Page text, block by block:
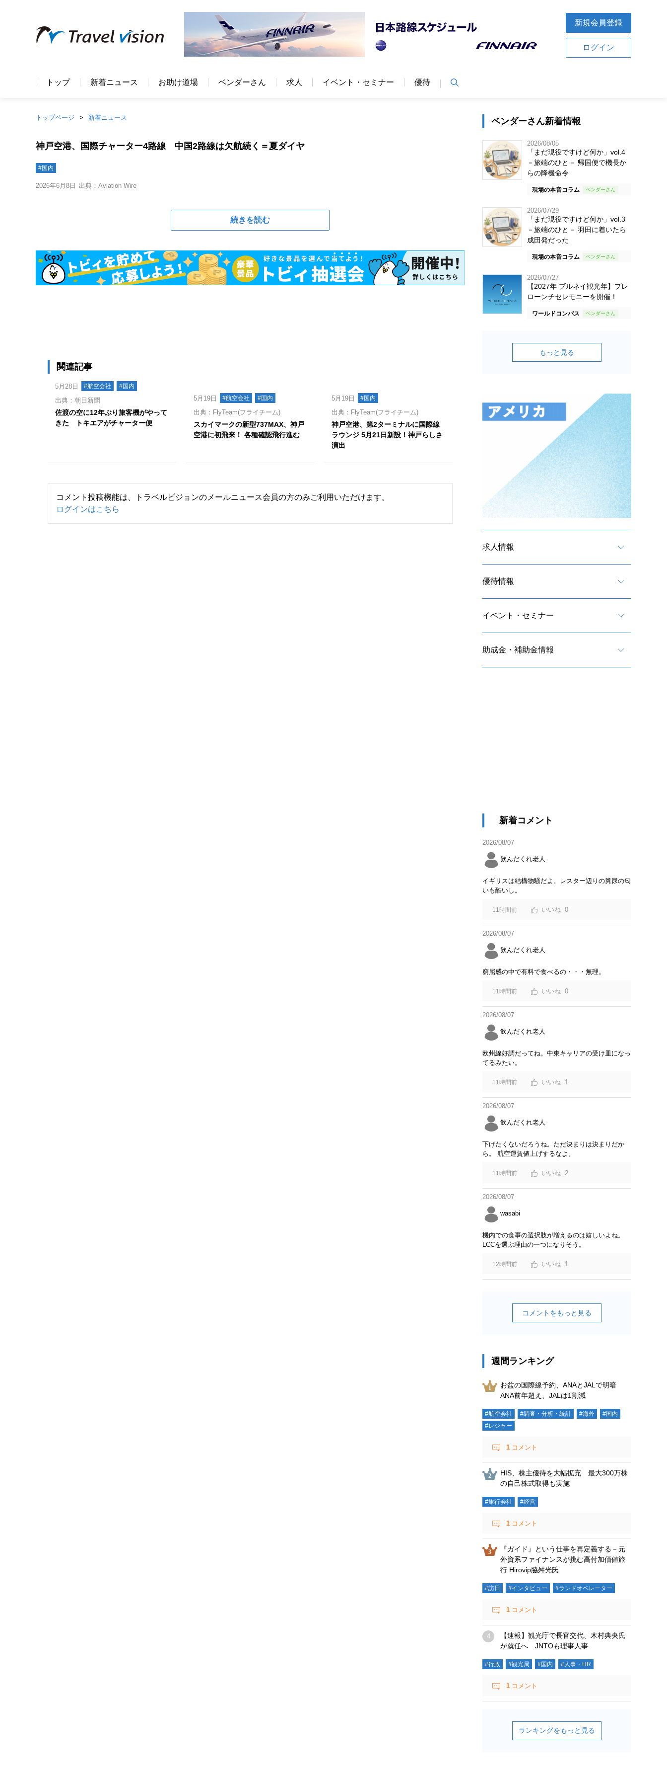
新規会員登録
ログイン
トップ 新着ニュース お助け道場 ベンダーさん 求人 イベント・セミナー 優待
トップページ 新着ニュース
神戸空港、国際チャーター4路線 中国2路線は欠航続く＝夏ダイヤ
#国内
2026年6月8日 出典：Aviation Wire
続きを読む
関連記事
5月28日 #航空会社 #国内
出典：朝日新聞
佐渡の空に12年ぶり旅客機がやって
きた トキエアがチャーター便
5月19日 #航空会社 #国内
出典：FlyTeam(フライチーム)
スカイマークの新型737MAX、神戸
空港に初飛来！ 各種確認飛行進む
5月19日 #国内
出典：FlyTeam(フライチーム)
神戸空港、第2ターミナルに国際線
ラウンジ 5月21日新設！神戸らしさ
演出
コメント投稿機能は、トラベルビジョンのメールニュース会員の方のみご利用いただけます。
ログインはこちら
ベンダーさん新着情報
2026/08/05
「まだ現役ですけど何か」vol.4
－旅端のひと－ 帰国便で機長か
らの降機命令
現場の本音コラム
2026/07/29
「まだ現役ですけど何か」vol.3
－旅端のひと－ 羽田に着いたら
成田発だった
現場の本音コラム
2026/07/27
【2027年 ブルネイ観光年】プレ
ローンチセレモニーを開催！
ワールドコンパス
もっと見る
求人情報
優待情報
イベント・セミナー
助成金・補助金情報
新着コメント
2026/08/07
飲んだくれ老人
イギリスは結構物騒だよ。レスター辺りの糞尿の匂
いも酷いし。
11時間前 0
2026/08/07
飲んだくれ老人
窮屈感の中で有料で食べるの・・・無理。
11時間前 0
2026/08/07
飲んだくれ老人
欧州線好調だってね。中東キャリアの受け皿になっ
てるみたい。
11時間前 1
2026/08/07
飲んだくれ老人
下げたくないだろうね。ただ決まりは決まりだか
ら。 航空運賃値上げするなよ。
11時間前 2
2026/08/07
wasabi
機内での食事の選択肢が増えるのは嬉しいよね。
LCCを選ぶ理由の一つになりそう。
12時間前 1
コメントをもっと見る
週間ランキング
お盆の国際線予約、ANAとJALで明暗
ANA前年超え、JALは1割減
#航空会社 #調査・分析・統計 #海外
#国内
#レジャー
1 コメント
HIS、株主優待を大幅拡充 最大300万株
の自己株式取得も実施
#旅行会社 #経営
1 コメント
『ガイド』という仕事を再定義する－元
外資系ファイナンスが挑む高付加価値旅
行 Hirovip脇舛光氏
#訪日 #インタビュー #ランドオペレーター
1 コメント
【速報】観光庁で長官交代、木村典央氏
が就任へ JNTOも理事人事
#行政 #観光局 #国内 #人事・HR
1 コメント